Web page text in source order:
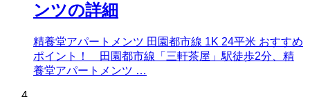
ンツの詳細
精養堂アパートメンツ 田園都市線 1K 24平米 おすすめ
ポイント！ 田園都市線「三軒茶屋」駅徒歩2分、精
養堂アパートメンツ …